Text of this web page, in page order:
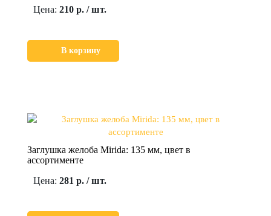
Цена: 210 р. / шт.
В корзину
Заглушка желоба Mirida: 135 мм, цвет в
ассортименте
Цена: 281 р. / шт.